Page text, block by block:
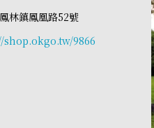
林鎮鳳凰路52號
9866